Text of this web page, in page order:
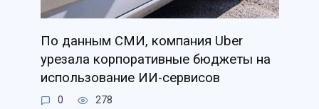
По данным СМИ, компания Uber
урезала корпоративные бюджеты на
использование ИИ-сервисов
0 278